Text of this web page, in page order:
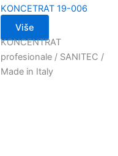
KONCETRAT 19-006
Više
KONCENTRAT
profesionale / SANITEC /
Made in Italy